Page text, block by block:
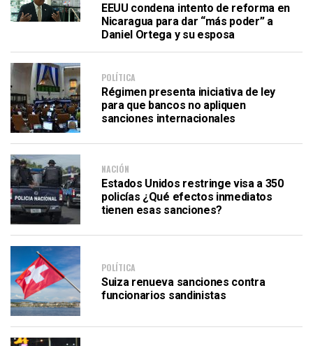
EEUU condena intento de reforma en
Nicaragua para dar “más poder” a
Daniel Ortega y su esposa
POLÍTICA
Régimen presenta iniciativa de ley
para que bancos no apliquen
sanciones internacionales
NACIÓN
Estados Unidos restringe visa a 350
policías ¿Qué efectos inmediatos
tienen esas sanciones?
POLÍTICA
Suiza renueva sanciones contra
funcionarios sandinistas